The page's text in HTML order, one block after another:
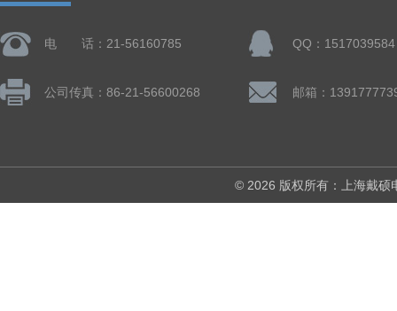
电 话：21-56160785 QQ：1517039584
公司传真：86-21-56600268
© 2026 版权所有：上海戴